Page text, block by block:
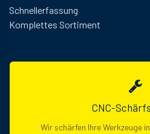
Schnellerfassung
Komplettes Sortiment
CNC-
Wir schärfen Ihre Werkzeuge